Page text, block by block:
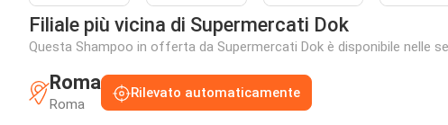
Filiale più vicina di Supermercati Dok
Questa Shampoo in offerta da Supermercati Dok è disponibile nelle
Roma
Roma
Rilevato automaticamente